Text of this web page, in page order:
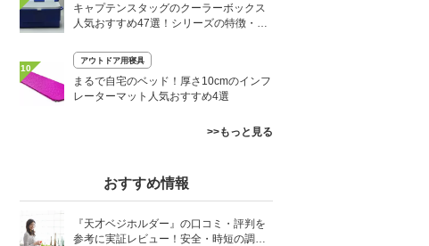
キャプテンスタッグのクーラーボックス
人気おすすめ47選！シリーズの特徴・魅
10
アウトドア用寝具
まるで自宅のベッド！厚さ10cmのインフ
レーターマット人気おすすめ4選
>>もっと見る
おすすめ情報
『天才ベジホルダー』の口コミ・評判を
参考に実証レビュー！安全・時短の調理